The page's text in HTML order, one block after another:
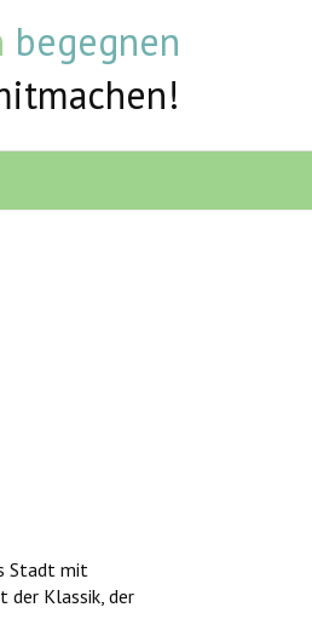
begegnen
Stadt mit
der Klassik, der